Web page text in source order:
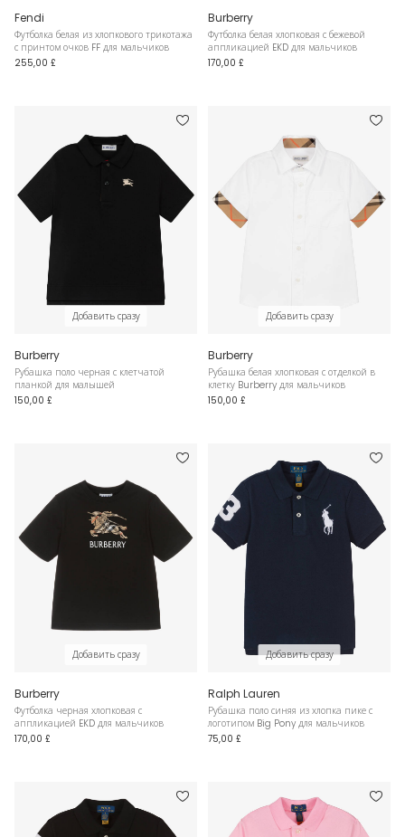
Fendi
Футболка белая из хлопкового трикотажа
с принтом очков FF для мальчиков
255,00 £
Burberry
Футболка белая хлопковая с бежевой
аппликацией EKD для мальчиков
170,00 £
Добавить сразу
Burberry
Рубашка поло черная с клетчатой
планкой для малышей
150,00 £
Добавить сразу
Burberry
Рубашка белая хлопковая с отделкой в
клетку Burberry для мальчиков
150,00 £
Добавить сразу
Burberry
Футболка черная хлопковая с
аппликацией EKD для мальчиков
170,00 £
Добавить сразу
Ralph Lauren
Рубашка поло синяя из хлопка пике с
логотипом Big Pony для мальчиков
75,00 £